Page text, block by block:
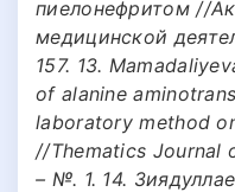
пиелонефритом //
медицинской
157. 13.
of alanine
laboratory method
//Thematics Journal
– №. 1. 14.